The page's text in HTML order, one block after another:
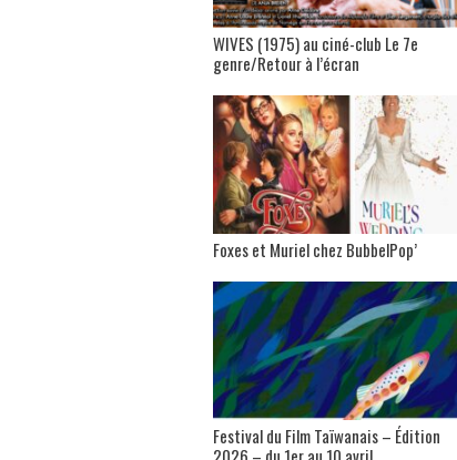
WIVES (1975) au ciné-club Le 7e
genre/Retour à l’écran
Foxes et Muriel chez BubbelPop’
Festival du Film Taïwanais – Édition